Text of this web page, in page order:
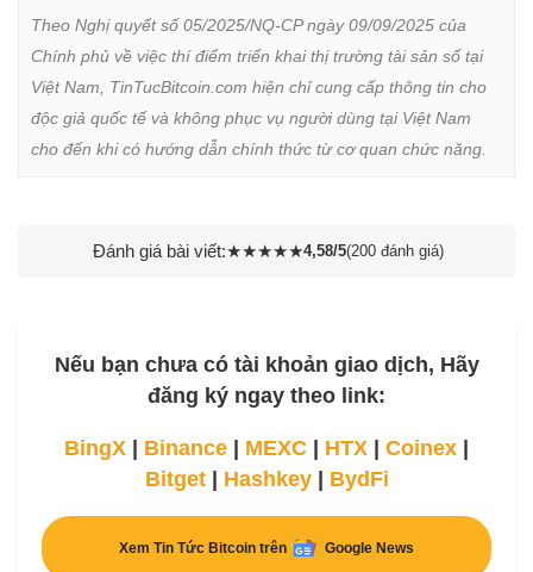
Theo Nghị quyết số 05/2025/NQ-CP ngày 09/09/2025 của
Chính phủ về việc thí điểm triển khai thị trường tài sản số tại
Việt Nam, TinTucBitcoin.com hiện chỉ cung cấp thông tin cho
độc giả quốc tế và không phục vụ người dùng tại Việt Nam
cho đến khi có hướng dẫn chính thức từ cơ quan chức năng.
Đánh giá bài viết:★★★★★4,58/5(200 đánh giá)
Nếu bạn chưa có tài khoản giao dịch, Hãy
đăng ký ngay theo link:
BingX | Binance | MEXC | HTX | Coinex |
Bitget| Hashkey| BydFi
Xem Tin Tức Bitcoin trên Google News